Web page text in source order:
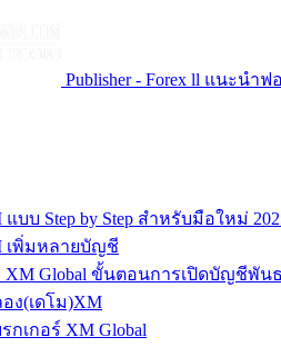
Publisher - Forex ll แนะนำ
บบ Step by Step สำหรับมือใหม่
เพิ่มหลายบัญชี
Global ขั้นตอนการเปิดบัญชีพันธ
ง(เดโม)XM
เกอร์ XM Global